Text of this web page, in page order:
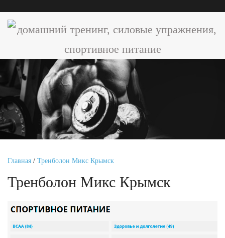
Главная / Тренболон Микс Крымск
Тренболон Микс Крымск